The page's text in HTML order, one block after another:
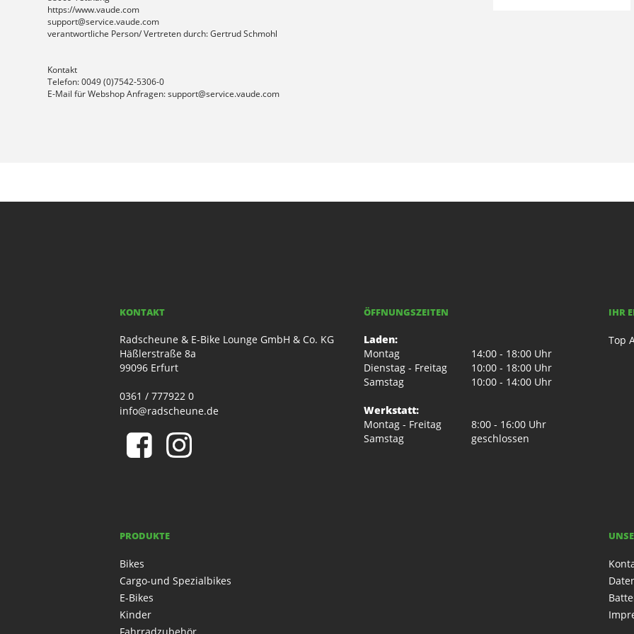
https://www.vaude.com
support@service.vaude.com
verantwortliche Person/ Vertreten durch: Gertrud Schmohl
Kontakt
Telefon: 0049 (0)7542-5306-0
E-Mail für Webshop Anfragen: support@service.vaude.com
KONTAKT
Radscheune & E-Bike Lounge GmbH & Co. KG
Häßlerstraße 8a
99096 Erfurt
0361 / 777922 0
info@radscheune.de
ÖFFNUNGSZEITEN
Laden:
Montag
14:00 - 18:00 Uhr
Dienstag - Freitag
10:00 - 18:00 Uhr
Samstag
10:00 - 14:00 Uhr
Werkstatt:
Montag - Freitag
8:00 - 16:00 Uhr
Samstag
geschlossen
IHR
Top
PRODUKTE
Bikes
Cargo-und Spezialbikes
E-Bikes
Kinder